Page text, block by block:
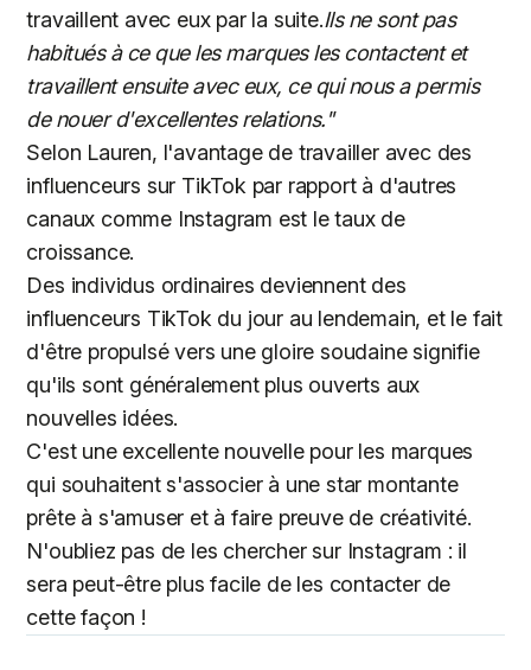
travaillent avec eux par la suite.Ils ne sont pas
habitués à ce que les marques les contactent et
travaillent ensuite avec eux, ce qui nous a permis
de nouer d'excellentes relations."
Selon Lauren, l'avantage de travailler avec des
influenceurs sur TikTok par rapport à d'autres
canaux comme Instagram est le taux de
croissance.
Des individus ordinaires deviennent des
influenceurs TikTok du jour au lendemain, et le fait
d'être propulsé vers une gloire soudaine signifie
qu'ils sont généralement plus ouverts aux
nouvelles idées.
C'est une excellente nouvelle pour les marques
qui souhaitent s'associer à une star montante
prête à s'amuser et à faire preuve de créativité.
N'oubliez pas de les chercher sur Instagram : il
sera peut-être plus facile de les contacter de
cette façon !